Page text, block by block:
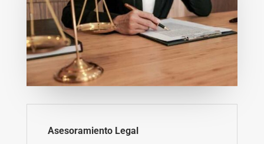
Asesoramiento Legal